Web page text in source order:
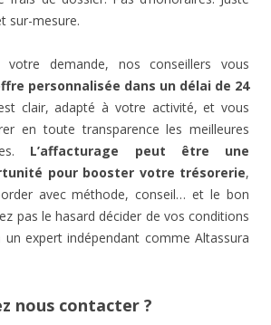
sur-mesure.
demande, nos conseillers vous
personnalisée dans un délai de 24
clair, adapté à votre activité, et vous
en toute transparence les meilleures
L’affacturage peut être une
pour booster votre trésorerie,
avec méthode, conseil… et le bon
pas le hasard décider de vos conditions
expert indépendant comme Altassura
nous contacter ?